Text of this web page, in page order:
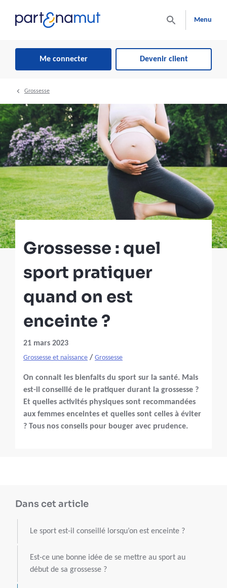
Menu
Me connecter Devenir client
Grossesse
Grossesse : quel
sport pratiquer
quand on est
enceinte ?
21 mars 2023
Grossesse et naissance / Grossesse
On connait les bienfaits du sport sur la santé. Mais
est-il conseillé de le pratiquer durant la grossesse ?
Et quelles activités physiques sont recommandées
aux femmes enceintes et quelles sont celles à éviter
? Tous nos conseils pour bouger avec prudence.
Dans cet article
Le sport est-il conseillé lorsqu’on est enceinte ?
Est-ce une bonne idée de se mettre au sport au
début de sa grossesse ?